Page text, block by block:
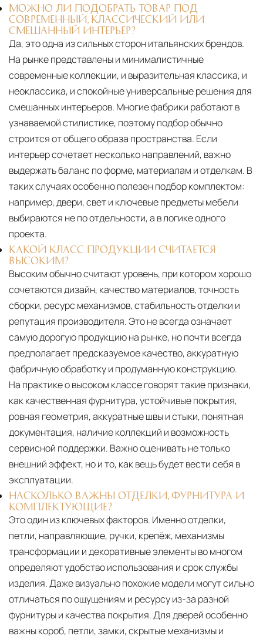
МОЖНО ЛИ ПОДОБРАТЬ ТОВАР ПОД
СОВРЕМЕННЫЙ, КЛАССИЧЕСКИЙ ИЛИ
СМЕШАННЫЙ ИНТЕРЬЕР?
Да, это одна из сильных сторон итальянских брендов.
На рынке представлены и минималистичные
современные коллекции, и выразительная классика, и
неоклассика, и спокойные универсальные решения для
смешанных интерьеров. Многие фабрики работают в
узнаваемой стилистике, поэтому подбор обычно
строится от общего образа пространства. Если
интерьер сочетает несколько направлений, важно
выдержать баланс по форме, материалам и отделкам. В
таких случаях особенно полезен подбор комплектом:
например, двери, свет и ключевые предметы мебели
выбираются не по отдельности, а в логике одного
проекта.
КАКОЙ КЛАСС ПРОДУКЦИИ СЧИТАЕТСЯ
ВЫСОКИМ?
Высоким обычно считают уровень, при котором хорошо
сочетаются дизайн, качество материалов, точность
сборки, ресурс механизмов, стабильность отделки и
репутация производителя. Это не всегда означает
самую дорогую продукцию на рынке, но почти всегда
предполагает предсказуемое качество, аккуратную
фабричную обработку и продуманную конструкцию.
На практике о высоком классе говорят такие признаки,
как качественная фурнитура, устойчивые покрытия,
ровная геометрия, аккуратные швы и стыки, понятная
документация, наличие коллекций и возможность
сервисной поддержки. Важно оценивать не только
внешний эффект, но и то, как вещь будет вести себя в
эксплуатации.
НАСКОЛЬКО ВАЖНЫ ОТДЕЛКИ, ФУРНИТУРА И
КОМПЛЕКТУЮЩИЕ?
Это один из ключевых факторов. Именно отделки,
петли, направляющие, ручки, крепёж, механизмы
трансформации и декоративные элементы во многом
определяют удобство использования и срок службы
изделия. Даже визуально похожие модели могут сильно
отличаться по ощущениям и ресурсу из-за разной
фурнитуры и качества покрытия. Для дверей особенно
важны короб, петли, замки, скрытые механизмы и